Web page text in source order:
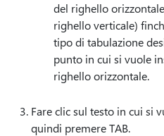
del righello
righello verticale)
tipo di tabulazione
punto in cui si vuole
righello orizzontale.
Fare clic sul testo in cui si
quindi premere TAB.